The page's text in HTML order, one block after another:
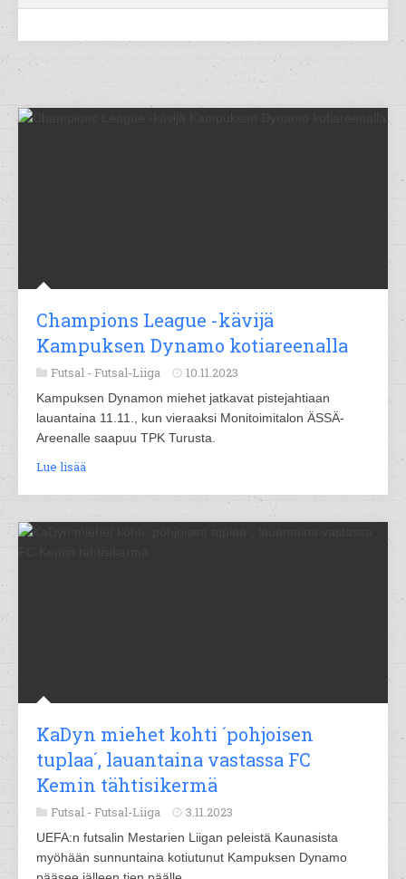
Champions League -kävijä
Kampuksen Dynamo kotiareenalla
Futsal - Futsal-Liiga 10.11.2023
Kampuksen Dynamon miehet jatkavat pistejahtiaan
lauantaina 11.11., kun vieraaksi Monitoimitalon ÄSSÄ-
Areenalle saapuu TPK Turusta.
Lue lisää
KaDyn miehet kohti ´pohjoisen
tuplaa´, lauantaina vastassa FC
Kemin tähtisikermä
Futsal - Futsal-Liiga 3.11.2023
UEFA:n futsalin Mestarien Liigan peleistä Kaunasista
myöhään sunnuntaina kotiutunut Kampuksen Dynamo